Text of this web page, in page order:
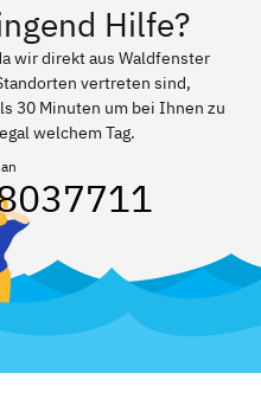
Hilfe?
wir direkt aus Waldfenster
vertreten sind,
30 Minuten um bei Ihnen zu
welchem Tag.